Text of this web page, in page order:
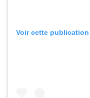
Voir cette